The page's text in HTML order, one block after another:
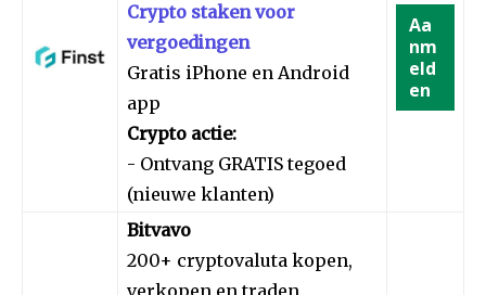
Crypto staken voor
vergoedingen
Gratis iPhone en Android
app
Crypto actie:
- Ontvang GRATIS tegoed
(nieuwe klanten)
Aa
nm
eld
en
Bitvavo
200+ cryptovaluta kopen,